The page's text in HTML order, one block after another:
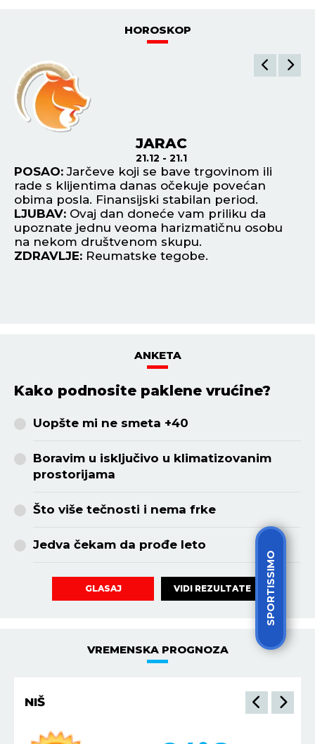
SPORTISSIMO
HOROSKOP
JARAC
21.12 - 21.1
POSAO: Jarčeve koji se bave trgovinom ili
rade s klijentima danas očekuje povećan
obima posla. Finansijski stabilan period.
LJUBAV: Ovaj dan doneće vam priliku da
upoznate jednu veoma harizmatičnu osobu
na nekom društvenom skupu.
ZDRAVLJE: Reumatske tegobe.
ANKETA
Kako podnosite paklene vrućine?
Uopšte mi ne smeta +40
Boravim u isključivo u klimatizovanim
prostorijama
Što više tečnosti i nema frke
Jedva čekam da prođe leto
GLASAJ VIDI REZULTATE
VREMENSKA PROGNOZA
NIŠ